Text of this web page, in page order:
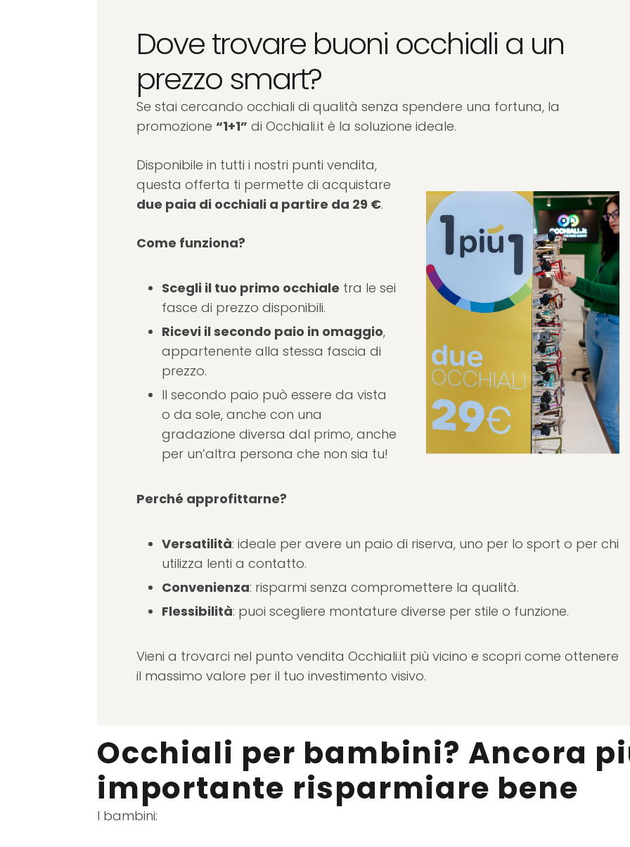
Dove trovare buoni occhiali a un
prezzo smart?
Se stai cercando occhiali di qualità senza spendere una fortuna, la
promozione “1+1” di Occhiali.it è la soluzione ideale.
Disponibile in tutti i nostri punti vendita,
questa offerta ti permette di acquistare
due paia di occhiali a partire da 29 €.
Come funziona?
Scegli il tuo primo occhiale tra le sei
fasce di prezzo disponibili.
Ricevi il secondo paio in omaggio,
appartenente alla stessa fascia di
prezzo.
Il secondo paio può essere da vista
o da sole, anche con una
gradazione diversa dal primo, anche
per un’altra persona che non sia tu!
Perché approfittarne?
Versatilità: ideale per avere un paio di riserva, uno per lo sport o per chi
utilizza lenti a contatto.
Convenienza: risparmi senza compromettere la qualità.
Flessibilità: puoi scegliere montature diverse per stile o funzione.
Vieni a trovarci nel punto vendita Occhiali.it più vicino e scopri come ottenere
il massimo valore per il tuo investimento visivo.
Occhiali per bambini? Ancora
importante risparmiare bene
I bambini: